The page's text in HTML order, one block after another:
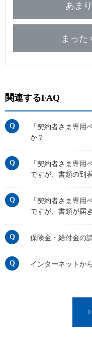
あま
まった
関連するFAQ
「契約者さま専用
か？
「契約者さま専用
ですが、書類の到
「契約者さま専用
ですが、書類が届
保険金・給付金の
インターネットか